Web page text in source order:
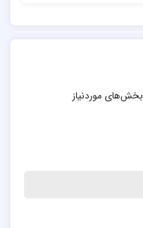
بخش‌های موردنیاز